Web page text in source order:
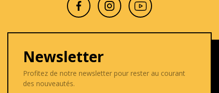
Newsletter
Profitez de notre newsletter pour rester au courant
des nouveautés.